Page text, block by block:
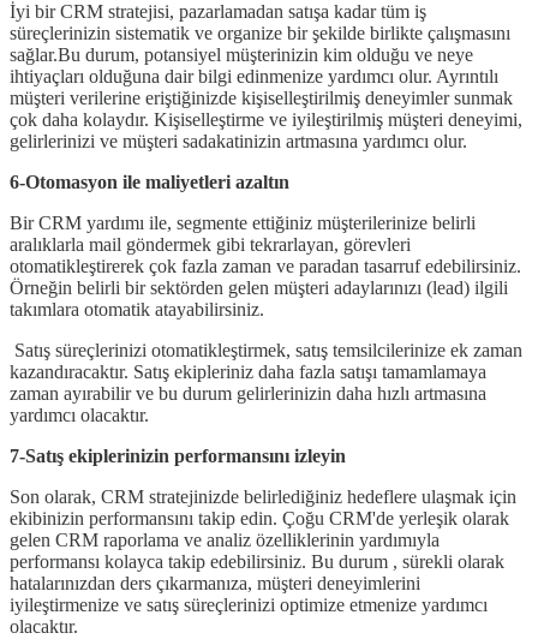
İyi bir CRM stratejisi, pazarlamadan satışa kadar tüm iş
süreçlerinizin sistematik ve organize bir şekilde birlikte çalışmasını
sağlar.Bu durum, potansiyel müşterinizin kim olduğu ve neye
ihtiyaçları olduğuna dair bilgi edinmenize yardımcı olur. Ayrıntılı
müşteri verilerine eriştiğinizde kişiselleştirilmiş deneyimler sunmak
çok daha kolaydır. Kişiselleştirme ve iyileştirilmiş müşteri deneyimi,
gelirlerinizi ve müşteri sadakatinizin artmasına yardımcı olur.
6-Otomasyon ile maliyetleri azaltın
Bir CRM yardımı ile, segmente ettiğiniz müşterilerinize belirli
aralıklarla mail göndermek gibi tekrarlayan, görevleri
otomatikleştirerek çok fazla zaman ve paradan tasarruf edebilirsiniz.
Örneğin belirli bir sektörden gelen müşteri adaylarınızı (lead) ilgili
takımlara otomatik atayabilirsiniz.
Satış süreçlerinizi otomatikleştirmek, satış temsilcilerinize ek zaman
kazandıracaktır. Satış ekipleriniz daha fazla satışı tamamlamaya
zaman ayırabilir ve bu durum gelirlerinizin daha hızlı artmasına
yardımcı olacaktır.
7-Satış ekiplerinizin performansını izleyin
Son olarak, CRM stratejinizde belirlediğiniz hedeflere ulaşmak için
ekibinizin performansını takip edin. Çoğu CRM'de yerleşik olarak
gelen CRM raporlama ve analiz özelliklerinin yardımıyla
performansı kolayca takip edebilirsiniz. Bu durum , sürekli olarak
hatalarınızdan ders çıkarmanıza, müşteri deneyimlerini
iyileştirmenize ve satış süreçlerinizi optimize etmenize yardımcı
olacaktır.